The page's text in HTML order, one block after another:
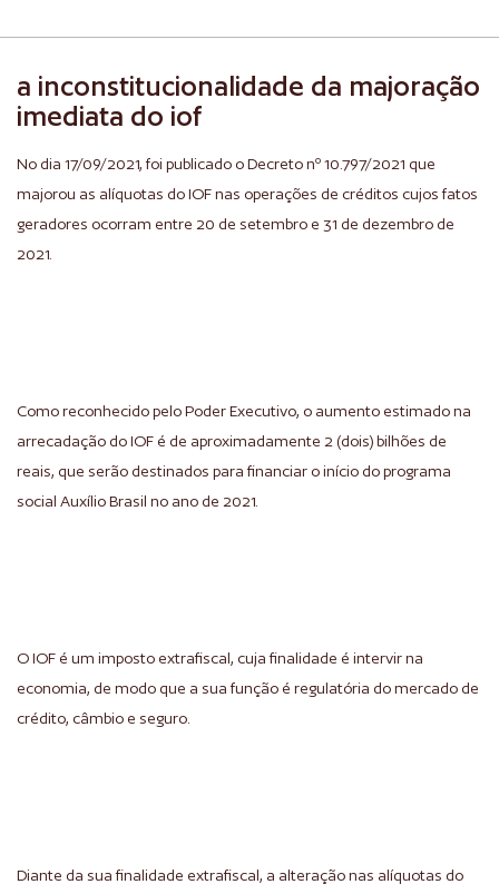
a inconstitucionalidade da majoração
imediata do iof
No dia 17/09/2021, foi publicado o Decreto nº 10.797/2021 que
majorou as alíquotas do IOF nas operações de créditos cujos fatos
geradores ocorram entre 20 de setembro e 31 de dezembro de
2021.
Como reconhecido pelo Poder Executivo, o aumento estimado na
arrecadação do IOF é de aproximadamente 2 (dois) bilhões de
reais, que serão destinados para financiar o início do programa
social Auxílio Brasil no ano de 2021.
O IOF é um imposto extrafiscal, cuja finalidade é intervir na
economia, de modo que a sua função é regulatória do mercado de
crédito, câmbio e seguro.
Diante da sua finalidade extrafiscal, a alteração nas alíquotas do